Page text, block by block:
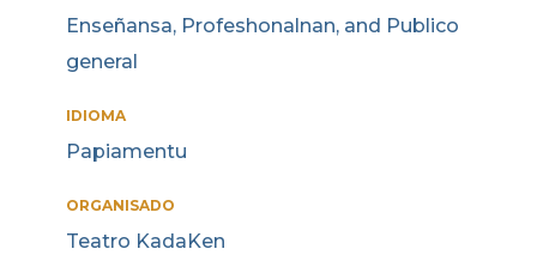
Enseñansa, Profeshonalnan, and Publico
general
IDIOMA
Papiamentu
ORGANISADO
Teatro KadaKen